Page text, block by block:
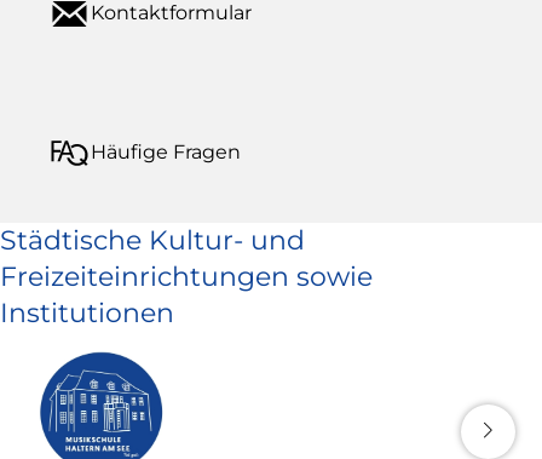
Kontaktformular
Häufige Fragen
Städtische Kultur- und
Freizeiteinrichtungen sowie
Institutionen